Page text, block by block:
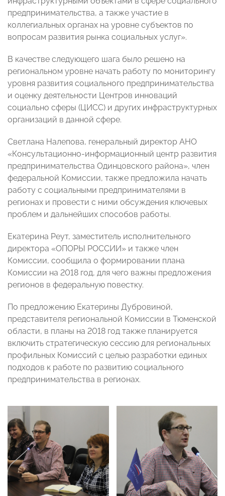
предпринимательства, а также участие в
коллегиальных органах на уровне субъектов по
вопросам развития рынка социальных услуг».
В качестве следующего шага было решено на
региональном уровне начать работу по мониторингу
уровня развития социального предпринимательства
и оценку деятельности Центров инноваций
социально сферы (ЦИСС) и других инфраструктурных
организаций в данной сфере.
Светлана Налепова, генеральный директор АНО
«Консультационно-информационный центр развития
предпринимательства Одинцовского района», член
федеральной Комиссии, также предложила начать
работу с социальными предпринимателями в
регионах и провести с ними обсуждения ключевых
проблем и дальнейших способов работы.
Екатерина Реут, заместитель исполнительного
директора «ОПОРЫ РОССИИ» и также член
Комиссии, сообщила о формировании плана
Комиссии на 2018 год, для чего важны предложения
регионов в федеральную повестку.
По предложению Екатерины Дубровиной,
представителя региональной Комиссии в Тюменской
области, в планы на 2018 год также планируется
включить стратегическую сессию для региональных
профильных Комиссий с целью разработки единых
подходов к работе по развитию социального
предпринимательства в регионах.